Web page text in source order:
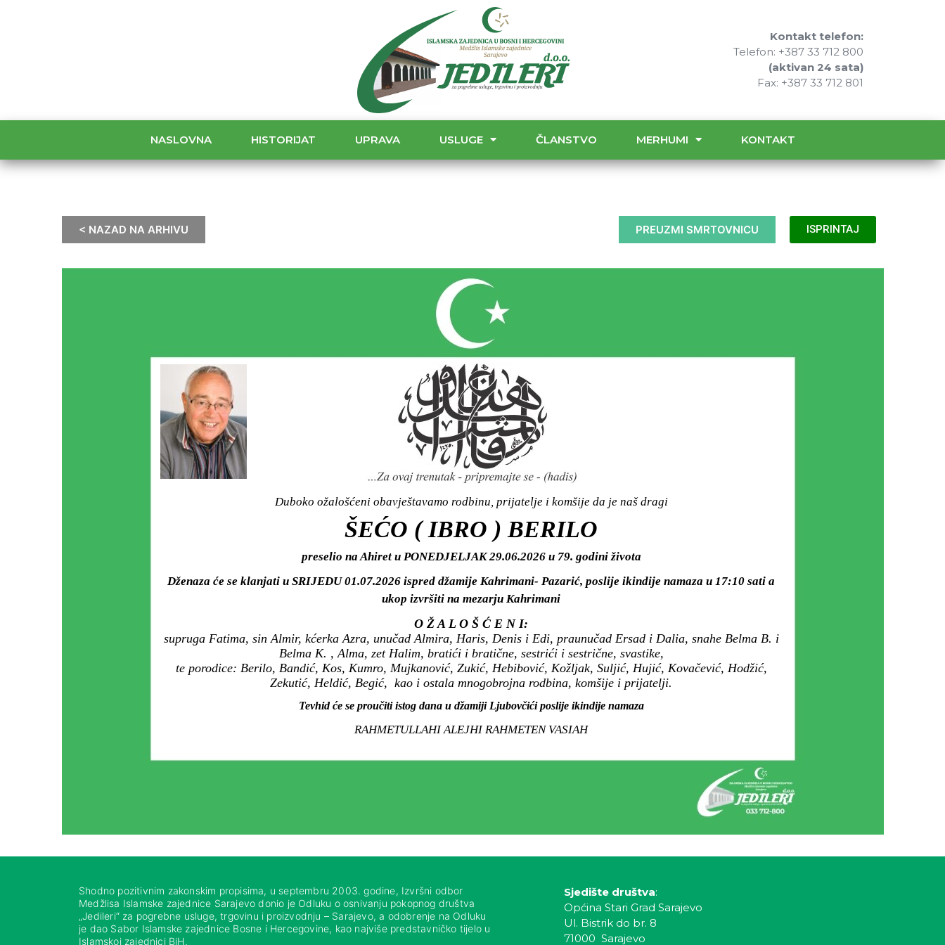
Kontakt telefon:
Telefon: +387 33 712 800
(aktivan 24 sata)
Fax: +387 33 712 801
NASLOVNA HISTORIJAT UPRAVA USLUGE ČLANSTVO MERHUMI KONTAKT
< NAZAD NA ARHIVU PREUZMI SMRTOVNICU ISPRINTAJ
Duboko ožalošćeni obavještavamo rodbinu, prijatelje i komšije da je naš dragi
ŠEĆO ( IBRO ) BERILO
preselio na Ahiret u PONEDJELJAK 29.06.2026 u 79. godini života
Dženaza će se klanjati u SRIJEDU 01.07.2026 ispred džamije Kahrimani- Pazarić, poslije ikindije namaza u 17:10 sati a
ukop izvršiti na mezarju Kahrimani
O Ž A L O Š Ć E N I:
supruga Fatima, sin Almir, kćerka Azra, unučad Almira, Haris, Denis i Edi, praunučad Ersad i Dalia, snahe Belma B. i
Belma K. , Alma, zet Halim, bratići i bratične, sestrići i sestrične, svastike,
te porodice: Berilo, Bandić, Kos, Kumro, Mujkanović, Zukić, Hebibović, Kožljak, Suljić, Hujić, Kovačević, Hodžić,
Zekutić, Heldić, Begić, kao i ostala mnogobrojna rodbina, komšije i prijatelji.
Tevhid će se proučiti istog dana u džamiji Ljubovčići poslije ikindije namaza
RAHMETULLAHI ALEJHI RAHMETEN VASIAH
Shodno pozitivnim zakonskim propisima, u septembru 2003. godine, Izvršni odbor
Medžlisa Islamske zajednice Sarajevo donio je Odluku o osnivanju pokopnog društva
„Jedileri“ za pogrebne usluge, trgovinu i proizvodnju – Sarajevo, a odobrenje na Odluku
je dao Sabor Islamske zajednice Bosne i Hercegovine, kao najviše predstavničko tijelo u
Islamskoj zajednici BiH.
Sjedište društva:
Općina Stari Grad Sarajevo
Ul. Bistrik do br. 8
71000 Sarajevo